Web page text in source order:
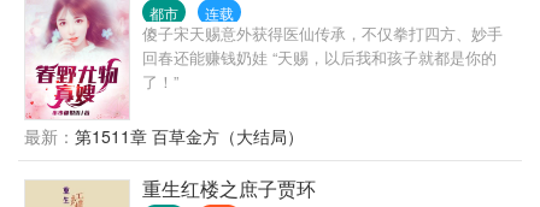
都市 连载
傻子宋天赐意外获得医仙传承，不仅拳打四方、妙手
回春还能赚钱奶娃 “天赐，以后我和孩子就都是你的
了！”
最新： 第1511章 百草金方（大结局）
重生红楼之庶子贾环